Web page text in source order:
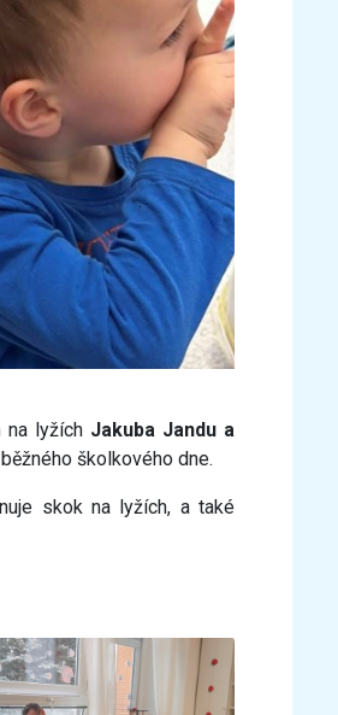
na lyžích Jakuba Jandu a
školkového dne.
skok na lyžích, a také